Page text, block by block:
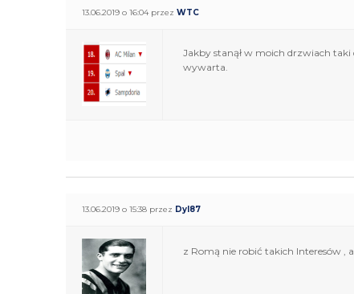
13.06.2019 o 16:04 przez WTC
Jakby stanął w moich drzwiach
wywarta.
13.06.2019 o 15:38 przez Dyl87
z Romą nie robić takich Interesów ,